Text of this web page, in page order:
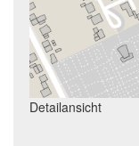
Detailansicht